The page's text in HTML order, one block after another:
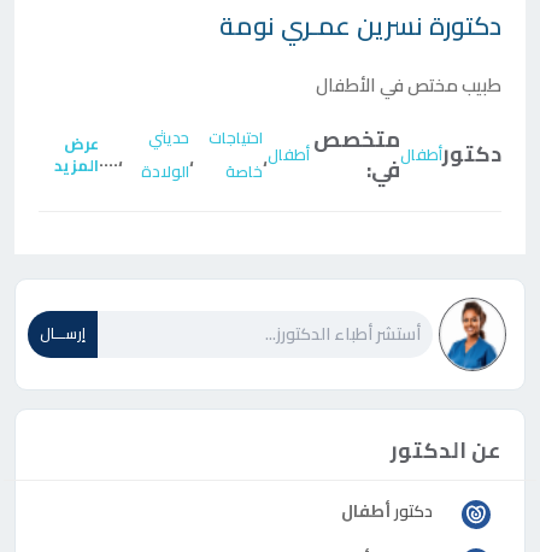
دكتورة نسرين عمـري نومة
طبيب مختص في الأطفال
دكتورأطفالمتخصص
في: أطفال،
احتياجات
خاصة
،
حديثي
الولادة
،....عرض
المزيد
إرســـال
عن الدكتور
دكتورأطفال